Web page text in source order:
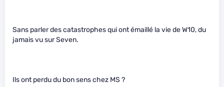
Sans parler des catastrophes qui ont émaillé la vie de W10, du
jamais vu sur Seven.
Ils ont perdu du bon sens chez MS ?